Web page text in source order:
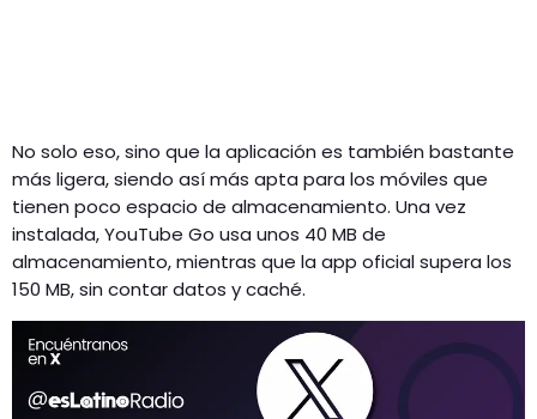
No solo eso, sino que la aplicación es también bastante
más ligera, siendo así más apta para los móviles que
tienen poco espacio de almacenamiento. Una vez
instalada, YouTube Go usa unos 40 MB de
almacenamiento, mientras que la app oficial supera los
150 MB, sin contar datos y caché.